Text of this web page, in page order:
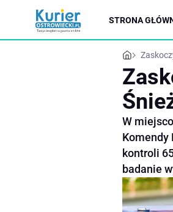
STRONA
W
Komendy
kontroli
badanie